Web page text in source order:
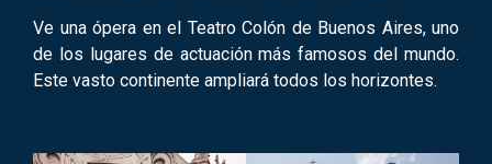
Ve una ópera en el Teatro Colón de Buenos Aires, uno
de los lugares de actuación más famosos del mundo.
Este vasto continente ampliará todos los horizontes.